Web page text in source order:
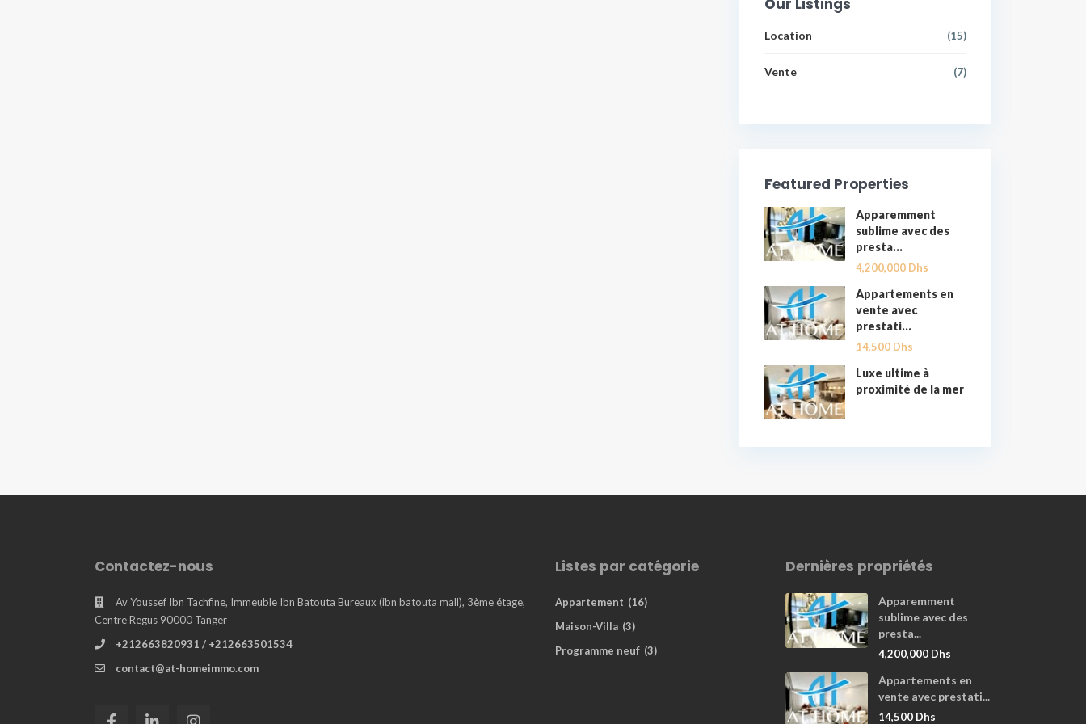
Our Listings
Location (15)
Vente (7)
Featured Properties
Apparemment
sublime avec des
presta...
4,200,000 Dhs
Appartements en
vente avec
prestati...
14,500 Dhs
Luxe ultime à
proximité de la mer
Contactez-nous
Av Youssef Ibn Tachfine, Immeuble Ibn Batouta Bureaux (ibn batouta mall), 3ème étage,
Centre Regus 90000 Tanger
+212663820931 / +212663501534
contact@at-homeimmo.com
Listes par catégorie
Appartement (16)
Maison-Villa (3)
Programme neuf (3)
Dernières propriétés
Apparemment
sublime avec des
presta...
4,200,000 Dhs
Appartements en
vente avec prestati...
14,500 Dhs